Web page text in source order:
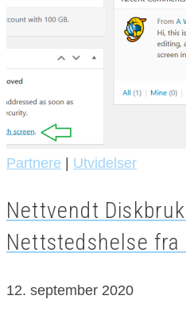
Partnere Utvidelser
Nettvendt
Nettstedshelse
12. september 2020